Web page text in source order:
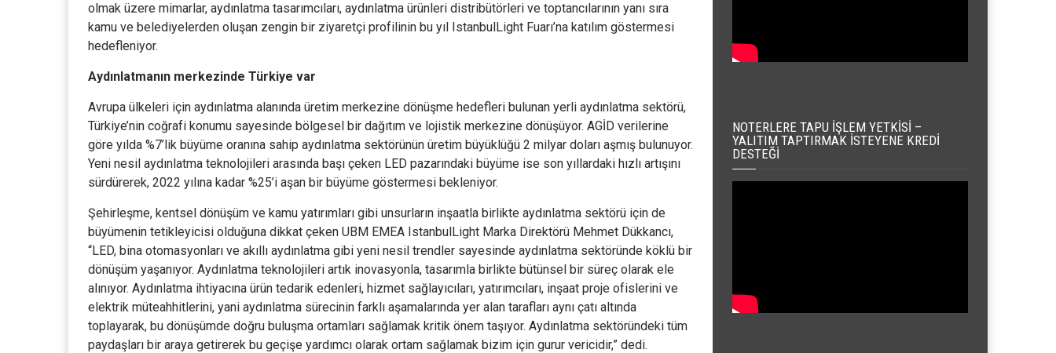
olmak üzere mimarlar, aydınlatma tasarımcıları, aydınlatma ürünleri distribütörleri ve toptancılarının yanı sıra
kamu ve belediyelerden oluşan zengin bir ziyaretçi profilinin bu yıl IstanbulLight Fuarı’na katılım göstermesi
hedefleniyor.
Aydınlatmanın merkezinde Türkiye var
Avrupa ülkeleri için aydınlatma alanında üretim merkezine dönüşme hedefleri bulunan yerli aydınlatma sektörü,
Türkiye’nin coğrafi konumu sayesinde bölgesel bir dağıtım ve lojistik merkezine dönüşüyor. AGİD verilerine
göre yılda %7’lik büyüme oranına sahip aydınlatma sektörünün üretim büyüklüğü 2 milyar doları aşmış bulunuyor.
Yeni nesil aydınlatma teknolojileri arasında başı çeken LED pazarındaki büyüme ise son yıllardaki hızlı artışını
sürdürerek, 2022 yılına kadar %25’i aşan bir büyüme göstermesi bekleniyor.
Şehirleşme, kentsel dönüşüm ve kamu yatırımları gibi unsurların inşaatla birlikte aydınlatma sektörü için de
büyümenin tetikleyicisi olduğuna dikkat çeken UBM EMEA IstanbulLight Marka Direktörü Mehmet Dükkancı,
“LED, bina otomasyonları ve akıllı aydınlatma gibi yeni nesil trendler sayesinde aydınlatma sektöründe köklü bir
dönüşüm yaşanıyor. Aydınlatma teknolojileri artık inovasyonla, tasarımla birlikte bütünsel bir süreç olarak ele
alınıyor. Aydınlatma ihtiyacına ürün tedarik edenleri, hizmet sağlayıcıları, yatırımcıları, inşaat proje ofislerini ve
elektrik müteahhitlerini, yani aydınlatma sürecinin farklı aşamalarında yer alan tarafları aynı çatı altında
toplayarak, bu dönüşümde doğru buluşma ortamları sağlamak kritik önem taşıyor. Aydınlatma sektöründeki tüm
paydaşları bir araya getirerek bu geçişe yardımcı olarak ortam sağlamak bizim için gurur vericidir,” dedi.
NOTERLERE TAPU İŞLEM YETKISI –
YALITIM TAPTIRMAK İSTEYENE KREDI
DESTEĞI